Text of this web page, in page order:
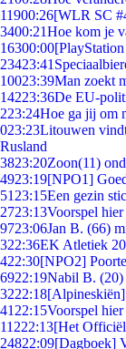
11900:26[WLR SC
3400:21Hoe kom je
16300:00
23423:41
10023:39Man zoekt
14223:36De EU-
223:24Hoe ga jij om
023:23Litouwen
Rusland
3823:20Zoon(11)
4923:19[NPO1]
51 23:15Een gezin
2723:13Voorspel
9723:06Jan B. (66)
322:36EK Atletiek
422:30[NPO2]
6922:19Nabil B. (20)
3222:18
41 22:15Voorspel
11222:13[Het
24822:09[Dagboek]